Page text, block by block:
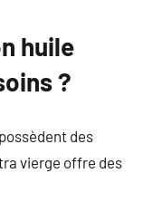
huile
?
des
vierge offre des